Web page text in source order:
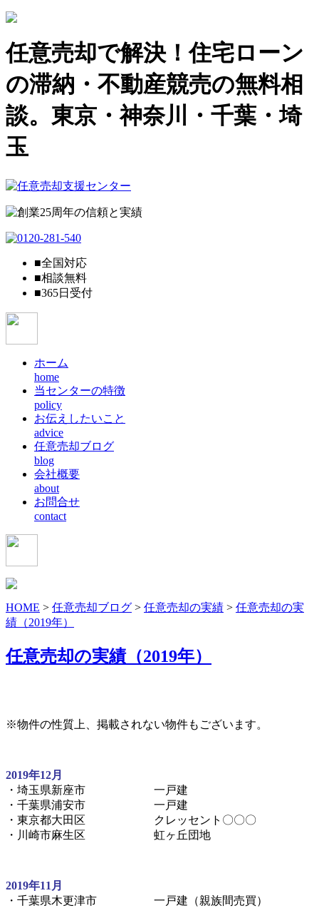
任意売却で解決！住宅ローン
の滞納・不動産競売の無料相
談。東京・神奈川・千葉・埼
玉
■全国対応
■相談無料
■365日受付
ホーム
home
当センターの特徴
policy
お伝えしたいこと
advice
任意売却ブログ
blog
会社概要
about
お問合せ
contact
HOME > 任意売却ブログ > 任意売却の実績 > 任意売却の実
績（2019年）
任意売却の実績（2019年）
※物件の性質上、掲載されない物件もございます。
2019年12月
・埼玉県新座市 一戸建
・千葉県浦安市 一戸建
・東京都大田区 クレッセント〇〇〇
・川崎市麻生区 虹ヶ丘団地
2019年11月
・千葉県木更津市 一戸建（親族間売買）